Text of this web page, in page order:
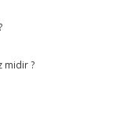
midir ?